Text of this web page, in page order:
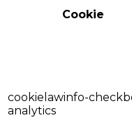
Cookie
cookielawinfo-
analytics